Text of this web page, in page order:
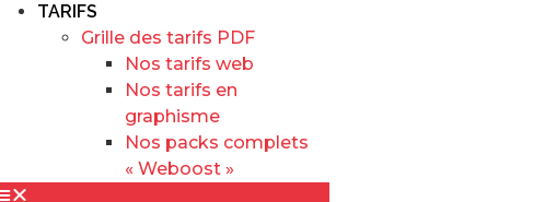
TARIFS
Grille des tarifs PDF
Nos tarifs web
Nos tarifs en
graphisme
Nos packs complets
« Weboost »